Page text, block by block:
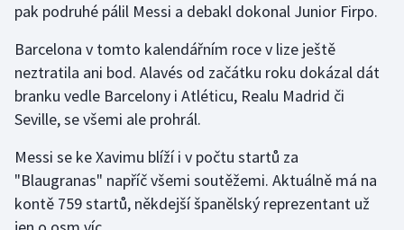
Volejbal
Ostatní
pak podruhé pálil Messi a debakl dokonal Junior Firpo.
Barcelona v tomto kalendářním roce v lize ještě
neztratila ani bod. Alavés od začátku roku dokázal dát
branku vedle Barcelony i Atléticu, Realu Madrid či
Seville, se všemi ale prohrál.
Messi se ke Xavimu blíží i v počtu startů za
"Blaugranas" napříč všemi soutěžemi. Aktuálně má na
kontě 759 startů, někdejší španělský reprezentant už